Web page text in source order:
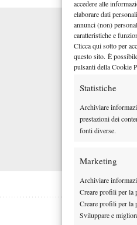
accedere alle
elaborare dati
annunci (non)
caratteristiche e
Clicca qui sotto per
questo sito. È
pulsanti della Cookie
Statistiche
Archiviare
prestazioni dei
fonti diverse.
Marketing
Archiviare
Creare profili per la
Creare profili per la
Sviluppare e